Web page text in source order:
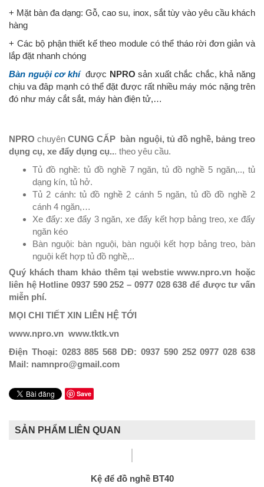
+ Mặt bàn đa dạng: Gỗ, cao su, inox, sắt tùy vào yêu cầu khách
hàng
+ Các bộ phận thiết kế theo module có thể tháo rời đơn giản và
lắp đặt nhanh chóng
Bàn nguội cơ khí được NPRO sản xuất chắc chắc, khả năng
chịu va đâp mạnh có thể đặt được rất nhiều máy móc nặng trên
đó như máy cắt sắt, máy hàn điện tử,…
NPRO chuyênCUNG CẤP bàn nguội, tủ đồ nghề, bảng treo
dụng cụ, xe đẩy dụng cụ... theo yêu cầu.
Tủ đồ nghề: tủ đồ nghề 7 ngăn, tủ đồ nghề 5 ngăn,.., tủ
dạng kín, tủ hở.
Tủ 2 cánh: tủ đồ nghề 2 cánh 5 ngăn, tủ đồ đồ nghề 2
cánh 4 ngăn,…
Xe đẩy: xe đẩy 3 ngăn, xe đẩy kết hợp bảng treo, xe đẩy
ngăn kéo
Bàn nguội: bàn nguội, bàn nguội kết hợp bảng treo, bàn
nguội kết hợp tủ đồ nghề,..
Quý khách tham khảo thêm tại webstie www.npro.vn hoặc
liên hệ Hotline 0937 590 252 – 0977 028 638 để được tư vấn
miễn phí.
MỌI CHI TIẾT XIN LIÊN HỆ TỚI
www.npro.vn www.tktk.vn
Điện Thoại: 0283 885 568 DĐ: 0937 590 252 0977 028 638
Mail: namnpro@gmail.com
Save
SẢN PHẨM LIÊN QUAN
Kệ để đồ nghề BT40